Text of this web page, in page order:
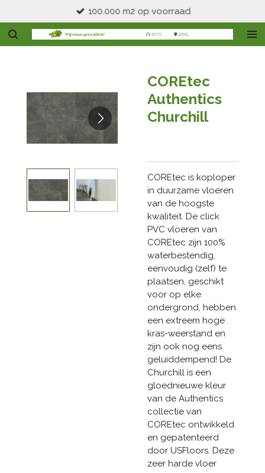
direct
naar
100.000 m2 op voorraad
COREtec
Authentics
Churchill
COREtec is koploper
in duurzame vloeren
van de hoogste
kwaliteit. De click
PVC vloeren van
COREtec zijn 100%
waterbestendig,
eenvoudig (zelf) te
plaatsen, geschikt
voor op elke
ondergrond, hebben
een extreem hoge
kras-weerstand en
zijn ook nog eens
geluiddempend! De
Churchill is een
gloednieuwe kleur
van de Authentics
collectie van
COREtec ontwikkeld
en gepatenteerd
door USFloors. Deze
zeer harde vloer